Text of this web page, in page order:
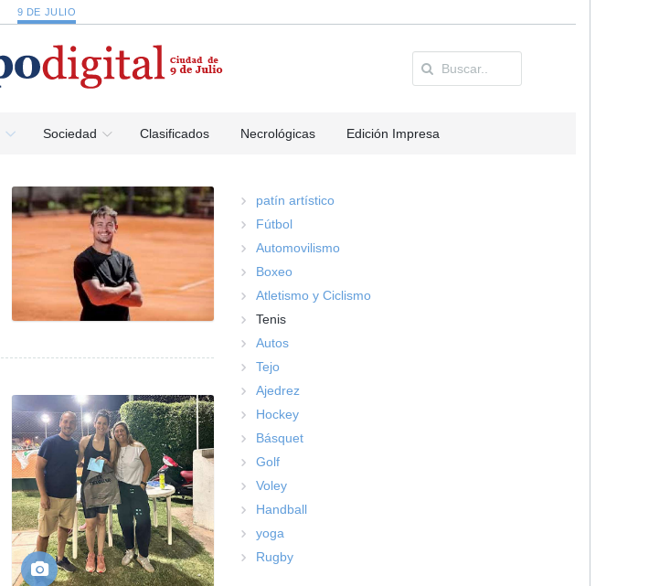
9 DE JULIO
Sociedad Clasificados Necrológicas Edición Impresa
patín artístico
Fútbol
Automovilismo
Boxeo
Atletismo y Ciclismo
Tenis
Autos
Tejo
Ajedrez
Hockey
Básquet
Golf
Voley
Handball
yoga
Rugby